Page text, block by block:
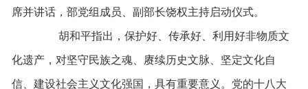
席并讲话，部党组成员、副部长饶权主持启动仪式。
胡和平指出，保护好、传承好、利用好非物质文
化遗产，对坚守民族之魂、赓续历史文脉、坚定文化自
信、建设社会主义文化强国，具有重要意义。党的十八大